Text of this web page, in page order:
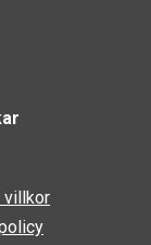
villkor